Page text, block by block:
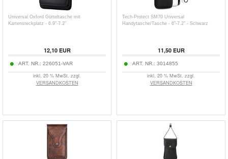
Universal Oxford Gürteltasche mit
Kartensteckplatz - 6.9"-7.2"
12,10EUR
ART. NR.: 226051-VAR
inkl. 20 % MwSt. zzgl.
VERSANDKOSTEN
Tech-Protect SM70 Universal
Handytasche/Tasche - 6"-7.2" - Schwarz
11,50EUR
ART. NR.: 3014855
inkl. 20 % MwSt. zzgl.
VERSANDKOSTEN